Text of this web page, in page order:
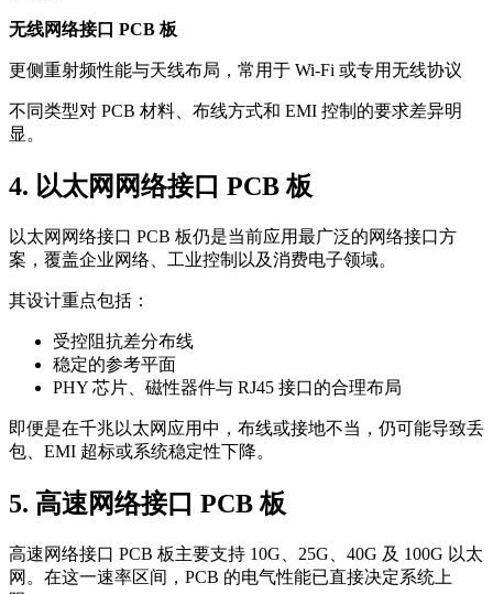
无线网络接口 PCB 板
更侧重射频性能与天线布局，常用于 Wi-Fi 或专用无线协议
不同类型对 PCB 材料、布线方式和 EMI 控制的要求差异明
显。
4. 以太网网络接口 PCB 板
以太网网络接口 PCB 板仍是当前应用最广泛的网络接口方
案，覆盖企业网络、工业控制以及消费电子领域。
其设计重点包括：
受控阻抗差分布线
稳定的参考平面
PHY 芯片、磁性器件与 RJ45 接口的合理布局
即便是在千兆以太网应用中，布线或接地不当，仍可能导致丢
包、EMI 超标或系统稳定性下降。
5. 高速网络接口 PCB 板
高速网络接口 PCB 板主要支持 10G、25G、40G 及 100G 以太
网。在这一速率区间，PCB 的电气性能已直接决定系统上